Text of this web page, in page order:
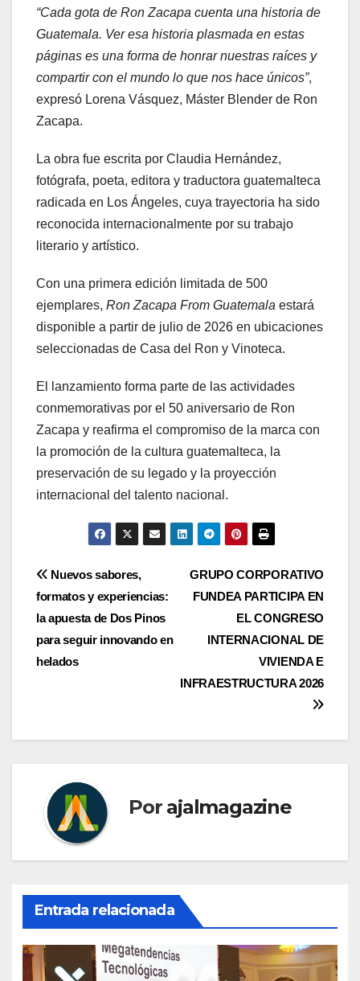
“Cada gota de Ron Zacapa cuenta una historia de
Guatemala. Ver esa historia plasmada en estas
páginas es una forma de honrar nuestras raíces y
compartir con el mundo lo que nos hace únicos”,
expresó Lorena Vásquez, Máster Blender de Ron
Zacapa.
La obra fue escrita por Claudia Hernández,
fotógrafa, poeta, editora y traductora guatemalteca
radicada en Los Ángeles, cuya trayectoria ha sido
reconocida internacionalmente por su trabajo
literario y artístico.
Con una primera edición limitada de 500
ejemplares, Ron Zacapa From Guatemala estará
disponible a partir de julio de 2026 en ubicaciones
seleccionadas de Casa del Ron y Vinoteca.
El lanzamiento forma parte de las actividades
conmemorativas por el 50 aniversario de Ron
Zacapa y reafirma el compromiso de la marca con
la promoción de la cultura guatemalteca, la
preservación de su legado y la proyección
internacional del talento nacional.
Navegación
de
entradas
GRUPO CORPORATIVO
FUNDEA PARTICIPA EN
EL CONGRESO
INTERNACIONAL DE
VIVIENDA E
INFRAESTRUCTURA 2026
Nuevos sabores,
formatos y experiencias:
la apuesta de Dos Pinos
para seguir innovando en
helados
Por ajalmagazine
Entrada relacionada